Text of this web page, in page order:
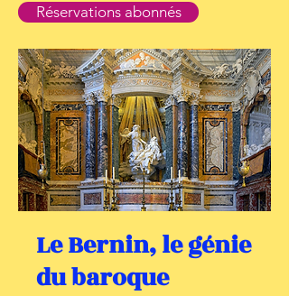
Réservations abonnés
Le Bernin, le génie
du baroque